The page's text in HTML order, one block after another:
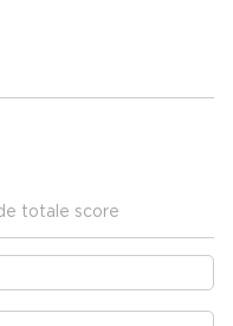
totale score